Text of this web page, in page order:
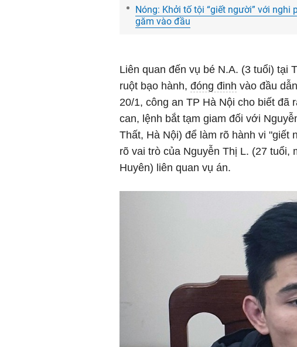
Nóng: Khởi tố tội “giết người” với
găm vào đầu
Liên quan đến vụ bé N.A. (3 tuổi) tại
ruột bạo hành, đóng đinh vào đầu
20/1, công an TP Hà Nội cho biết
can, lệnh bắt tạm giam đối với
Thất, Hà Nội) để làm rõ hành vi "giết
rõ vai trò của Nguyễn Thị L. (27 tuổi,
Huyên) liên quan vụ án.